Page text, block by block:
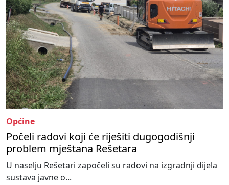
Općine
Počeli radovi koji će riješiti dugogodišnji
problem mještana Rešetara
U naselju Rešetari započeli su radovi na izgradnji dijela
sustava javne o...